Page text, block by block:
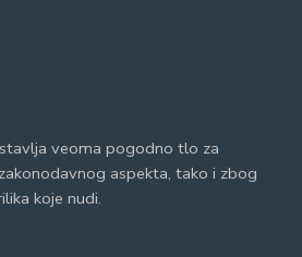
veoma pogodno tlo za
aspekta, tako i zbog
koje nudi.